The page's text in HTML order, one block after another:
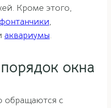
Кроме этого,
,
аквариумы.
окна
обращаются с